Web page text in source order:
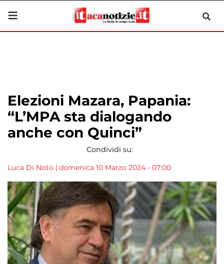
Elezioni Mazara, Papania:
“L’MPA sta dialogando
anche con Quinci”
Condividi su:
Luca Di Noto | domenica 10 Marzo 2024 - 07:00